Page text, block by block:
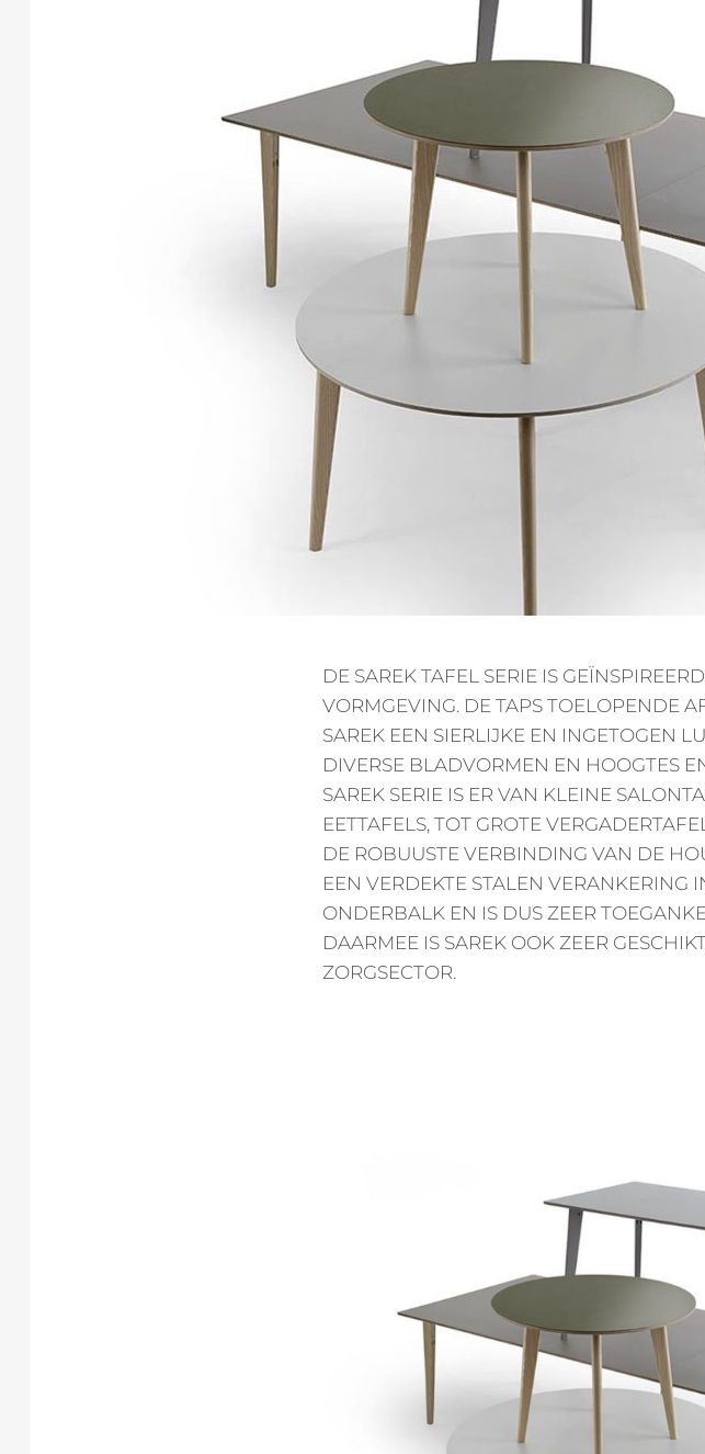
DE SAREK TAFEL SERIE IS
VORMGEVING. DE TAPS TOELOPENDE
SAREK EEN SIERLIJKE EN INGETOGEN
DIVERSE BLADVORMEN EN HOOGTES
SAREK SERIE IS ER VAN KLEINE
EETTAFELS, TOT GROTE
DE ROBUUSTE VERBINDING VAN DE
EEN VERDEKTE STALEN VERANKERING
ONDERBALK EN IS DUS ZEER
DAARMEE IS SAREK OOK ZEER
ZORGSECTOR.